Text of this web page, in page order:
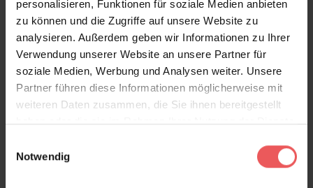
personalisieren, Funktionen für soziale Medien anbieten
zu können und die Zugriffe auf unsere Website zu
analysieren. Außerdem geben wir Informationen zu Ihrer
Verwendung unserer Website an unsere Partner für
soziale Medien, Werbung und Analysen weiter. Unsere
Partner führen diese Informationen möglicherweise mit
weiteren Daten zusammen, die Sie ihnen bereitgestellt
haben oder die sie im Rahmen Ihrer Nutzung der Dienste
Notwendig
Produktgalerie überspringen
Variante